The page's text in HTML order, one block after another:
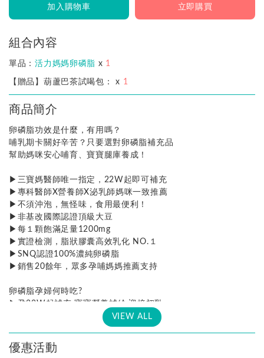
加入購物車 立即購買
組合內容
單品：活力媽媽卵磷脂 x 1
【贈品】葫蘆巴茶試喝包： x 1
商品簡介
卵磷脂功效是什麼，有用嗎？
哺乳期卡關好辛苦？只要選對卵磷脂補充品
幫助媽咪安心哺育、寶寶腿庫養成！
▶三寶媽醫師唯一指定，22W起即可補充
▶專科醫師X營養師X泌乳師媽咪一致推薦
▶不須沖泡，無怪味，食用最便利！
▶非基改國際認證頂級大豆
▶每１顆飽滿足量1200mg
▶實證檢測，脂狀膠囊高效乳化 NO.１
▶SNQ認證100%濃純卵磷脂
▶銷售20餘年，眾多孕哺媽媽推薦支持
卵磷脂孕婦何時吃?
▶孕22W起補充:寶寶營養補給,迎接初乳
▶哺乳期補充:母奶餵養神隊友,輕鬆舒適
▶完全退奶前:皆可持續補充,順暢不塞車
※ 【本月限時】買就送！
VIEW ALL
優惠活動